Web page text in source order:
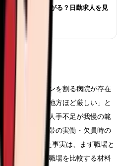
すると給料は下がる？日勤求人を見
律の最低ラインを割る病院が存在
」「小規模・地方ほど厳しい」と
自分の職場の人手不足が我慢の範
病床数・夜勤帯の実働・欠員時の
す。確認した事実は、まず職場と
らないときに職場を比較する材料